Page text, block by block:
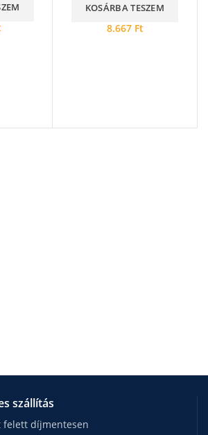
8.667 Ft
KOSÁRBA TESZEM
szállítás
felett díjmentesen